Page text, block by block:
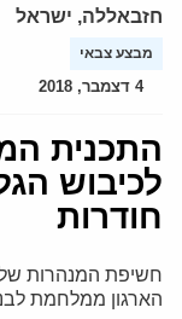
חזבאללה, ישראל
מבצע צבאי
4 דצמבר, 2018
התכנית
לכיבוש
חודרות
חשיפת המנהרות
הארגון ממלחמת